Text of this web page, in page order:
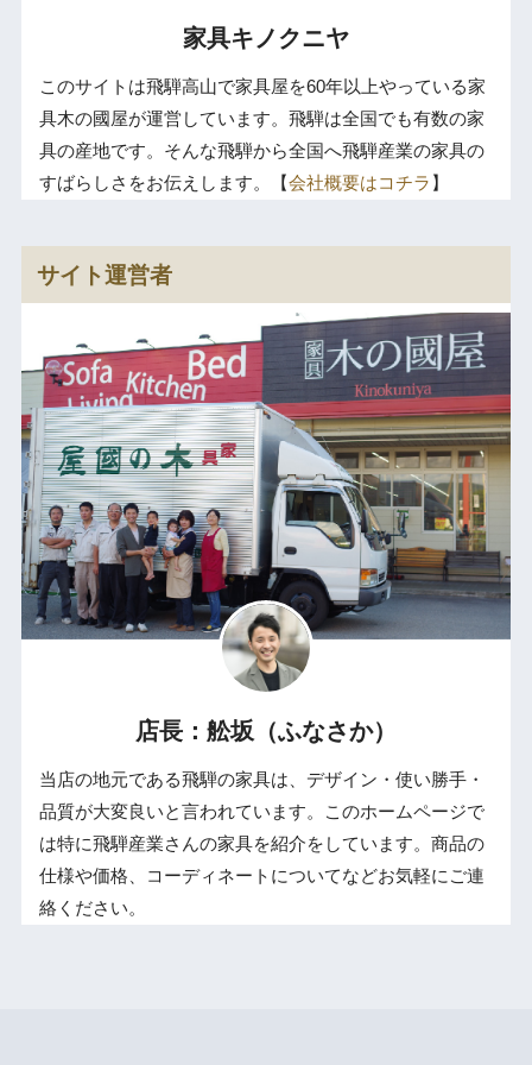
家具キノクニヤ
このサイトは飛騨高山で家具屋を60年以上やっている家
具木の國屋が運営しています。飛騨は全国でも有数の家
具の産地です。そんな飛騨から全国へ飛騨産業の家具の
すばらしさをお伝えします。【会社概要はコチラ 】
サイト運営者
店長：舩坂（ふなさか）
当店の地元である飛騨の家具は、デザイン・使い勝手・
品質が大変良いと言われています。このホームページで
は特に飛騨産業さんの家具を紹介をしています。商品の
仕様や価格、コーディネートについてなどお気軽にご連
絡ください。